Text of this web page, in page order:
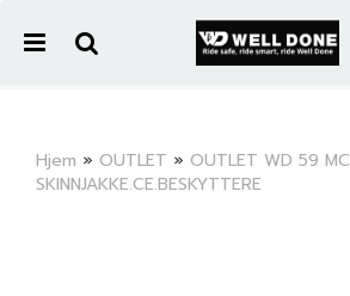
Hjem » OUTLET » OUTLET WD 59 MC
SKINNJAKKE.CE.BESKYTTERE